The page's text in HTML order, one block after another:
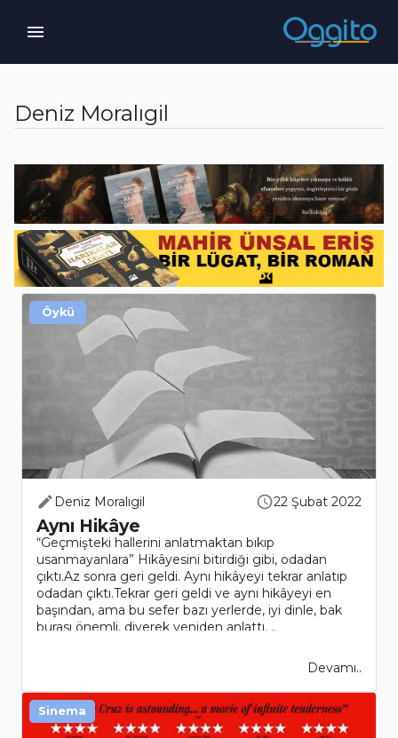
Deniz Moralıgil
Deniz Moralıgil 22 Şubat 2022
Aynı Hikâye
“Geçmişteki hallerini anlatmaktan bıkıp
usanmayanlara” Hikâyesini bitirdiği gibi, odadan
çıktı.Az sonra geri geldi. Aynı hikâyeyi tekrar anlatıp
odadan çıktı.Tekrar geri geldi ve aynı hikâyeyi en
başından, ama bu sefer bazı yerlerde, iyi dinle, bak
burası önemli, diyerek yeniden anlattı. ..
Devamı..
Öykü
Sinema